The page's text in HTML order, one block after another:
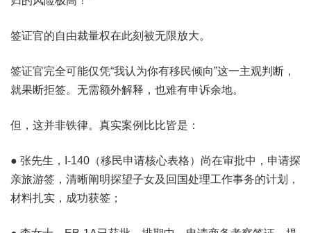
签证官的自由裁量权在此刻被无限放大。
签证官完全可能仅凭“我认为你有移民倾向”这一主观判断，
就果断拒签。无需额外解释，也难有申诉余地。
但，这并非铁律。真实案例比比皆是：
● 张先生，I-140（移民申请核心表格）尚在审批中，申请探
亲旅游签，清晰阐明探望子女及回国处理工作事务的计划，
材料扎实，成功获签；